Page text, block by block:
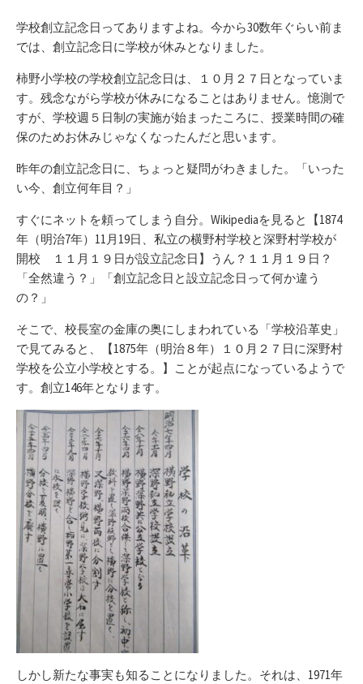
リ
ー
学校創立記念日ってありますよね。今から30数年ぐらい前ま
では、創立記念日に学校が休みとなりました。
柿野小学校の学校創立記念日は、１０月２７日となっていま
す。残念ながら学校が休みになることはありません。憶測で
すが、学校週５日制の実施が始まったころに、授業時間の確
保のためお休みじゃなくなったんだと思います。
昨年の創立記念日に、ちょっと疑問がわきました。「いった
い今、創立何年目？」
すぐにネットを頼ってしまう自分。Wikipediaを見ると【1874
年（明治7年）11月19日、私立の横野村学校と深野村学校が
開校 １１月１９日が設立記念日】うん？１１月１９日？
「全然違う？」「創立記念日と設立記念日って何か違う
の？」
そこで、校長室の金庫の奥にしまわれている「学校沿革史」
で見てみると、【1875年（明治８年）１０月２７日に深野村
学校を公立小学校とする。】ことが起点になっているようで
す。創立146年となります。
しかし新たな事実も知ることになりました。それは、1971年